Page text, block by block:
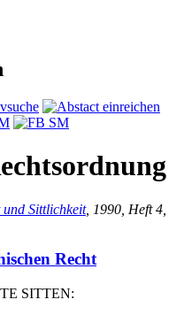
und Sittlichkeit, 1990, Heft 4,
Recht
SITTEN: